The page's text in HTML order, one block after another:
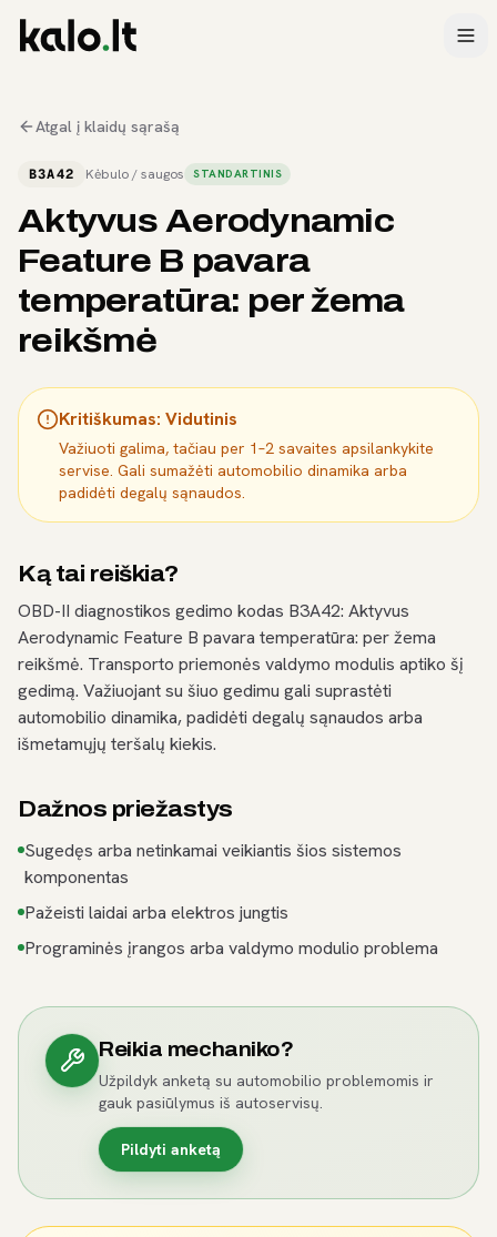
Atgal į klaidų sąrašą
B3A42 Kėbulo / saugos STANDARTINIS
Aktyvus Aerodynamic
Feature B pavara
temperatūra: per žema
reikšmė
Kritiškumas: Vidutinis
Važiuoti galima, tačiau per 1–2 savaites apsilankykite
servise. Gali sumažėti automobilio dinamika arba
padidėti degalų sąnaudos.
Ką tai reiškia?
OBD-II diagnostikos gedimo kodas B3A42: Aktyvus
Aerodynamic Feature B pavara temperatūra: per žema
reikšmė. Transporto priemonės valdymo modulis aptiko šį
gedimą. Važiuojant su šiuo gedimu gali suprastėti
automobilio dinamika, padidėti degalų sąnaudos arba
išmetamųjų teršalų kiekis.
Dažnos priežastys
Sugedęs arba netinkamai veikiantis šios sistemos
komponentas
Pažeisti laidai arba elektros jungtis
Programinės įrangos arba valdymo modulio problema
Reikia mechaniko?
Užpildyk anketą su automobilio problemomis ir
gauk pasiūlymus iš autoservisų.
Pildyti anketą